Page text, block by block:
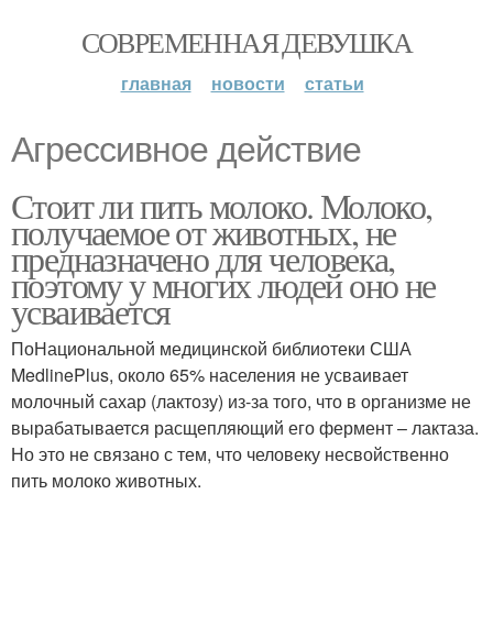
СОВРЕМЕННАЯ ДЕВУШКА
главная новости статьи
Агрессивное действие
Стоит ли пить молоко. Молоко,
получаемое от животных, не
предназначено для человека,
поэтому у многих людей оно не
усваивается
ПоНациональной медицинской библиотеки США
MedlinePlus, около 65% населения не усваивает
молочный сахар (лактозу) из-за того, что в организме не
вырабатывается расщепляющий его фермент – лактаза.
Но это не связано с тем, что человеку несвойственно
пить молоко животных.